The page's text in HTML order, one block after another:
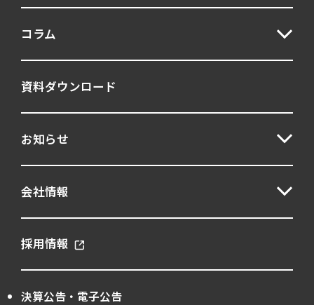
コラム
資料ダウンロード
お知らせ
会社情報
採用情報
決算公告・電子公告